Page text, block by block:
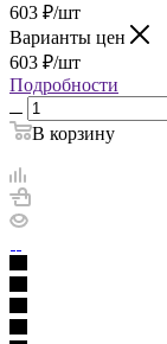
603 ₽/шт
Варианты цен
603 ₽/шт
Подробности
В корзину